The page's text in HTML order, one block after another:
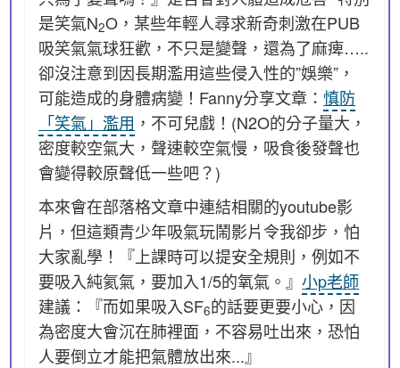
是笑氣N2O，某些年輕人尋求新奇刺激在PUB
吸笑氣氣球狂歡，不只是變聲，還為了麻痺…..
卻沒注意到因長期濫用這些侵入性的”娛樂”，
可能造成的身體病變！Fanny分享文章：慎防
「笑氣」濫用 ，不可兒戲！(N2O的分子量大，
密度較空氣大，聲速較空氣慢，吸食後發聲也
會變得較原聲低一些吧？)
本來會在部落格文章中連結相關的youtube影
片，但這類青少年吸氣玩鬧影片令我卻步，怕
大家亂學！『上課時可以提安全規則，例如不
要吸入純氦氣，要加入1/5的氧氣。』小p老師
建議：『而如果吸入SF6的話要更要小心，因
為密度大會沉在肺裡面，不容易吐出來，恐怕
人要倒立才能把氣體放出來...』